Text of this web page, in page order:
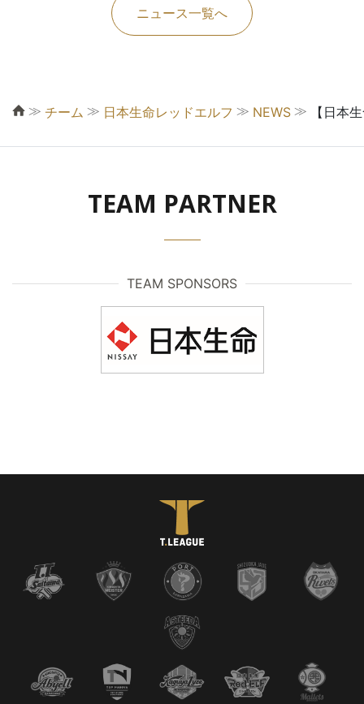
ニュース一覧へ
≫ チーム ≫ 日本生命レッドエルフ ≫ NEWS ≫ 【日本
TEAM PARTNER
TEAM SPONSORS